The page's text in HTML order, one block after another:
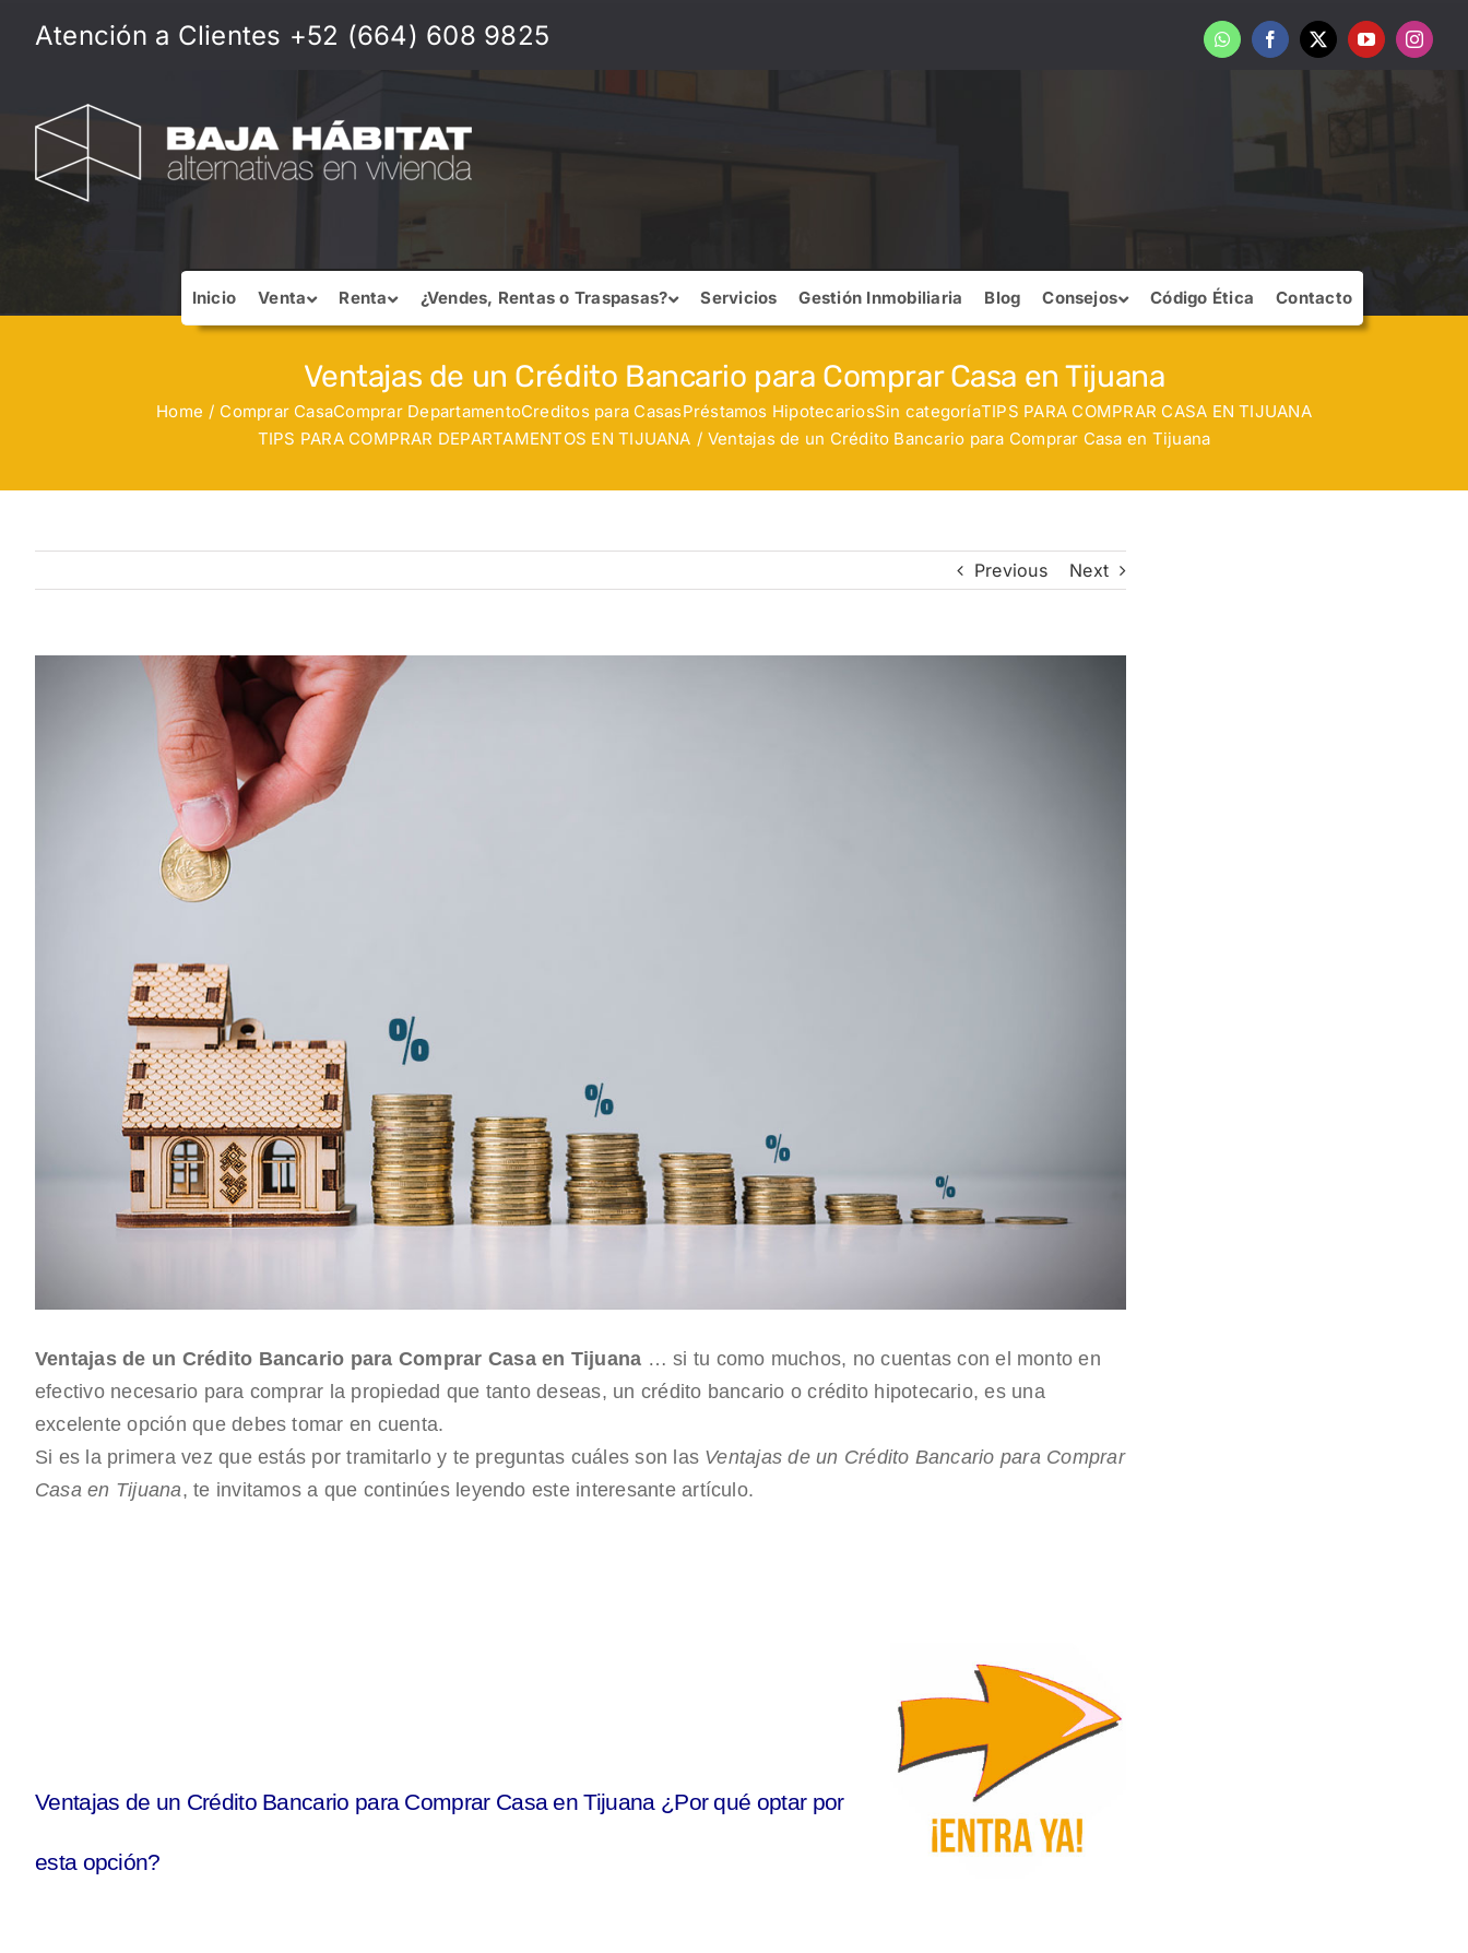
Atención a Clientes +52 (664) 608 9825 WhatsAppFacebook
X YouTube
Inicio Venta Renta ¿Vendes, Rentas o Traspasas? Servicios Gestión Inmobiliaria Blog Consejos Código Ética Contacto
Ventajas de un Crédito Bancario para Comprar Casa en Tijuana
Home Comprar CasaComprar DepartamentoCreditos para CasasPréstamos HipotecariosSin categoríaTIPS PARA COMPRAR CASA EN TIJUANA
TIPS PARA COMPRAR DEPARTAMENTOS EN TIJUANA
Ventajas de un Crédito Bancario para Comprar Casa en Tijuana
Previous Next
Ventajas de un Crédito Bancario para Comprar Casa en Tijuana … si tu como muchos, no cuentas con el monto en
efectivo necesario para comprar la propiedad que tanto deseas, un crédito bancario o crédito hipotecario, es una
excelente opción que debes tomar en cuenta.
Si es la primera vez que estás por tramitarlo y te preguntas cuáles son las Ventajas de un Crédito Bancario para Comprar
Casa en Tijuana, te invitamos a que continúes leyendo este interesante artículo.
Ventajas de un Crédito Bancario para Comprar Casa en Tijuana ¿Por qué optar por
esta opción?